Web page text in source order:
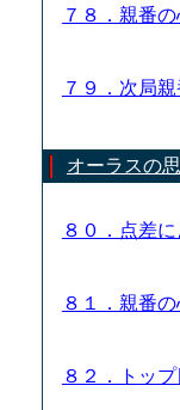
７８．親番
７９．次局
オーラスの
８０．点差
８１．親番
８２．トッ